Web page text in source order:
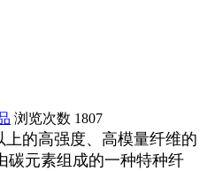
浏览次数 1807
的高强度、高模量纤维的
碳元素组成的一种特种纤